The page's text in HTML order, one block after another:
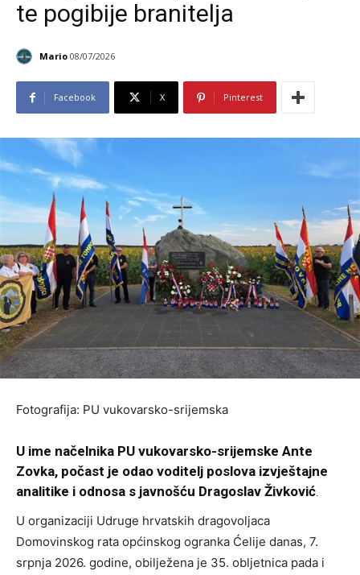
te pogibije branitelja
Mario 08/07/2026
Facebook X Pinterest
Fotografija: PU vukovarsko-srijemska
U ime načelnika PU vukovarsko-srijemske Ante
Zovka, počast je odao voditelj poslova izvještajne
analitike i odnosa s javnošću Dragoslav Živković.
U organizaciji Udruge hrvatskih dragovoljaca
Domovinskog rata općinskog ogranka Ćelije danas, 7.
srpnja 2026. godine, obilježena je 35. obljetnica pada i